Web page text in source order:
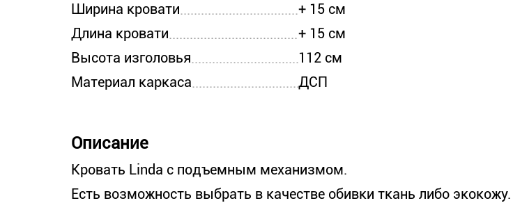
Ширина кровати
+ 15 см
Длина кровати
+ 15 см
Высота изголовья
112 см
Материал каркаса
ДСП
Описание
Кровать Linda с подъемным механизмом.
Есть возможность выбрать в качестве обивки ткань либо экокожу.